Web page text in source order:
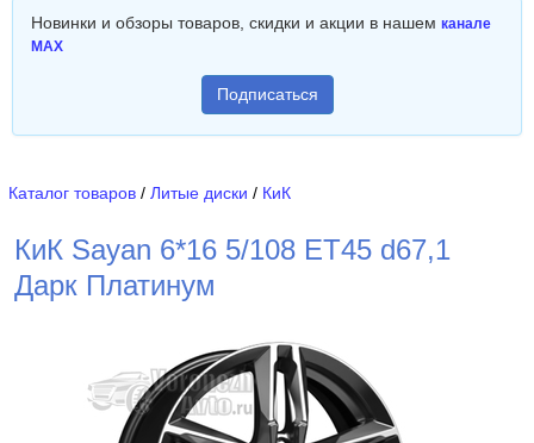
Новинки и обзоры товаров, скидки и акции в нашем канале
MAX
Подписаться
Каталог товаров / Литые диски / КиК
КиК Sayan 6*16 5/108 ET45 d67,1
Дарк Платинум